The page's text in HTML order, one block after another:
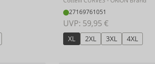
27169761051
UVP: 59,95 €
XL 2XL 3XL 4XL